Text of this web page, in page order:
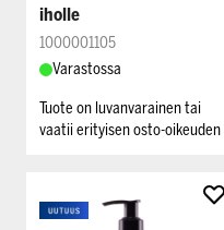
iholle
1000001105
Varastossa
Tuote on luvanvarainen tai
vaatii erityisen osto-oikeuden